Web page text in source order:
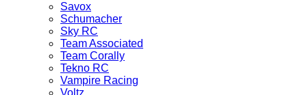
Savox
Schumacher
Sky RC
Team Associated
Team Corally
Tekno RC
Vampire Racing
Voltz